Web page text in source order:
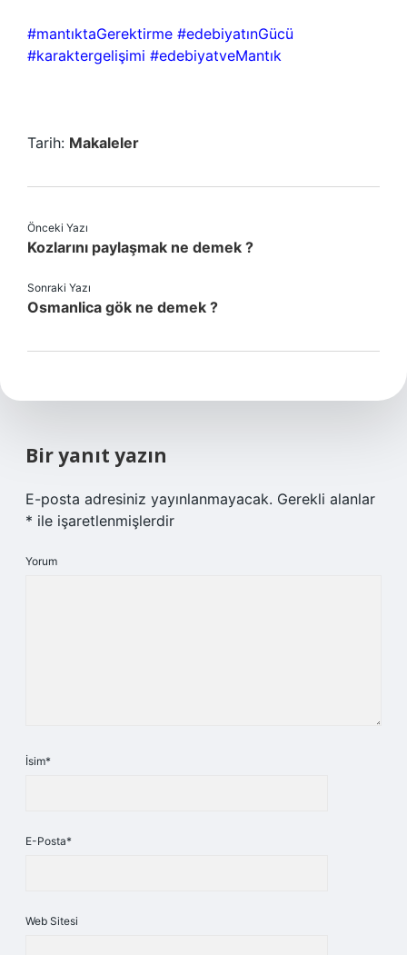
#mantıktaGerektirme #edebiyatınGücü
#karaktergelişimi #edebiyatveMantık
Tarih: Makaleler
Önceki Yazı
Kozlarını paylaşmak ne demek ?
Sonraki Yazı
Osmanlica gök ne demek ?
Bir yanıt yazın
E-posta adresiniz yayınlanmayacak. Gerekli alanlar
* ile işaretlenmişlerdir
Yorum
İsim*
E-Posta*
Web Sitesi